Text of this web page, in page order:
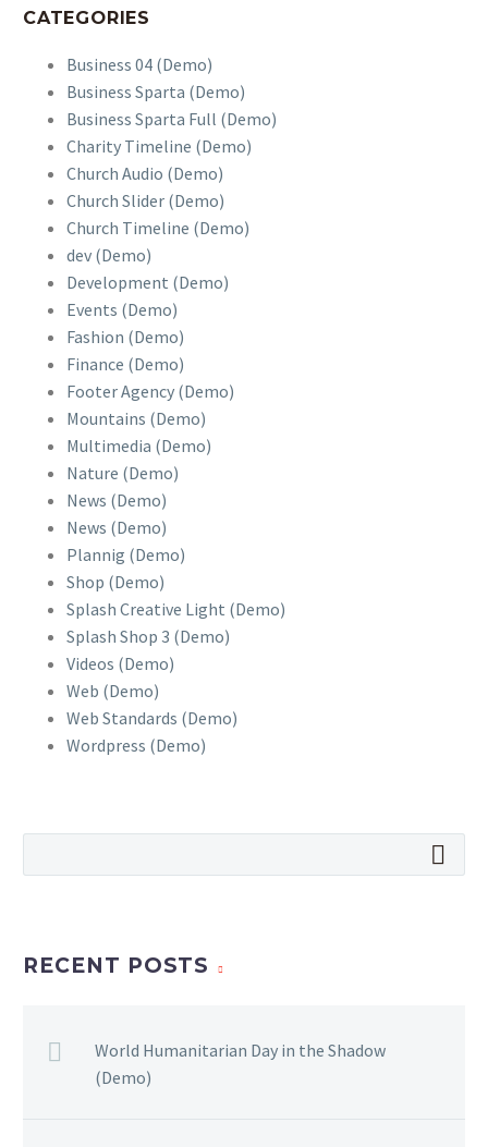
CATEGORIES
Business 04 (Demo)
Business Sparta (Demo)
Business Sparta Full (Demo)
Charity Timeline (Demo)
Church Audio (Demo)
Church Slider (Demo)
Church Timeline (Demo)
dev (Demo)
Development (Demo)
Events (Demo)
Fashion (Demo)
Finance (Demo)
Footer Agency (Demo)
Mountains (Demo)
Multimedia (Demo)
Nature (Demo)
News (Demo)
News (Demo)
Plannig (Demo)
Shop (Demo)
Splash Creative Light (Demo)
Splash Shop 3 (Demo)
Videos (Demo)
Web (Demo)
Web Standards (Demo)
Wordpress (Demo)
RECENT POSTS
World Humanitarian Day in the Shadow
(Demo)